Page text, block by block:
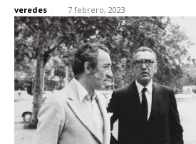
veredes - 7 febrero, 2023